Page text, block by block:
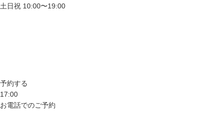
土日祝 10:00〜19:00
予約する
17:00
お電話でのご予約